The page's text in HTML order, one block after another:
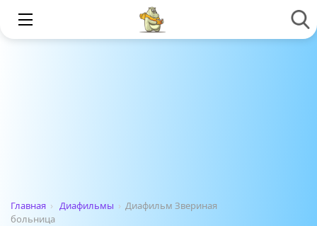
Главная › Диафильмы › Диафильм Звериная
больница